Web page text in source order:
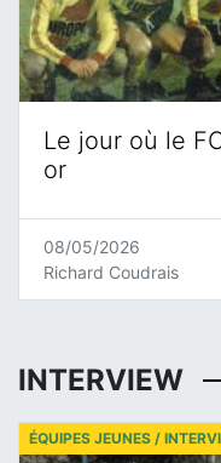
Le jour où le
or
08/05/2026
Richard Coudrais
INTERVIEW
ÉQUIPES JEUNES /